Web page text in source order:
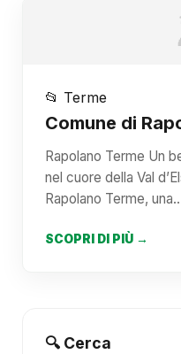
📂 Terme
Comune di
Rapolano Terme Un
nel cuore della Val
Rapolano Terme,
SCOPRI DI PIÙ →
🔍 Cerca